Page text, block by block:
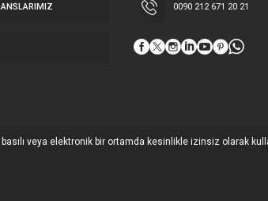
0090 212 671 20 21
veya elektronik bir ortamda kesinlikle izinsiz olarak